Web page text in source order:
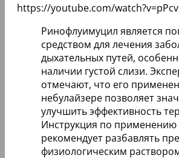
https://youtube.com/
Ринофлуимуцил является
средством для лечения
дыхательных путей,
наличии густой слизи.
отмечают, что его
небулайзере позволяет
улучшить эффективность
Инструкция по применению
рекомендует разбавлять
физиологическим